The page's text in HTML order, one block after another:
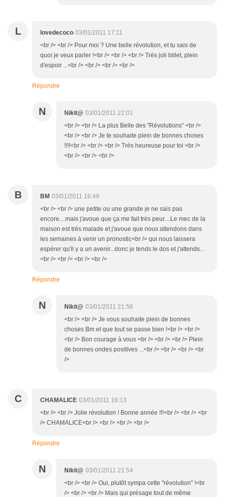
L lovedecoco 03/01/2011 17:11
<br /> <br /> Pour moi ? Une belle révolution, et tu sais de
quoi je veux parler !<br /> <br /> <br /> Très joli billet, plein
d'espoir ...<br /> <br /> <br /> <br />
Répondre
N Nikit@ 03/01/2011 22:01
<br /> <br /> La plus Belle des "Révolutions" <br />
<br /> <br /> Je te souhaite plein de bonnes choses
!!!!<br /> <br /> <br /> Très heureuse pour toi <br />
<br /> <br /> <br />
B BM 03/01/2011 16:49
<br /> <br /> une petite ou une grande je ne sais pas
encore....mais j'avoue que ça me fait très peur....Le mec de la
maison est très malade et j'avoue que nous attendons dans
les semaines à venir un pronostic<br /> qui nous laissera
espérer qu'il y a un avenir...donc je tends le dos et j'attends...
<br /> <br /> <br /> <br />
Répondre
N Nikit@ 03/01/2011 21:56
<br /> <br /> Je vous souhaite plein de bonnes
choses Bm et que tout se passe bien !<br /> <br />
<br /> Bon courage à vous <br /> <br /> <br /> Plein
de bonnes ondes positives ...<br /> <br /> <br /> <br
/>
C CHAMALICE 03/01/2011 16:13
<br /> <br /> Jolie révolution ! Bonne année !!!<br /> <br /> <br
/> CHAMALICE<br /> <br /> <br /> <br />
Répondre
N Nikit@ 03/01/2011 21:54
<br /> <br /> Oui, plutôt sympa cette "révolution" !<br
/> <br /> <br /> Mais qui présage tout de même